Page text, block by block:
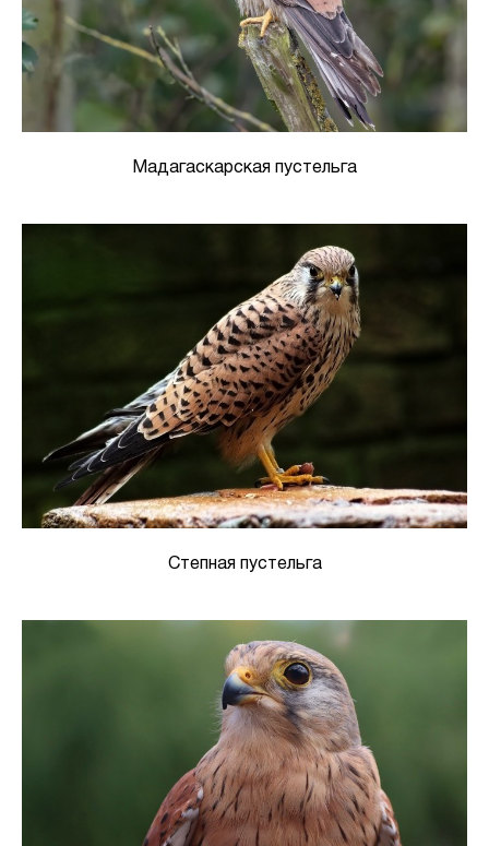
Мадагаскарская пустельга
Степная пустельга